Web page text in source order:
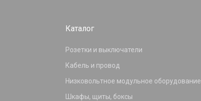
Каталог
Розетки и выключатели
Кабель и провод
Низковольтное модульное оборудование
Шкафы, щиты, боксы